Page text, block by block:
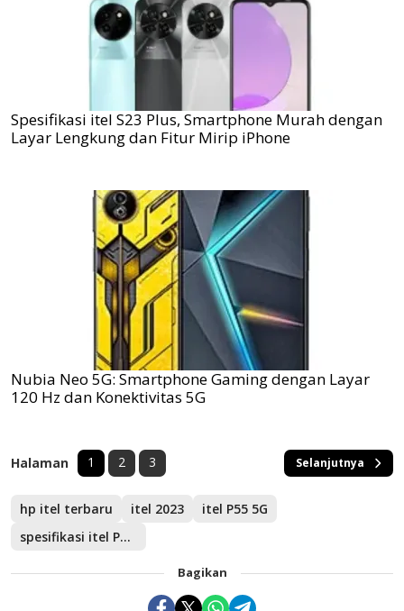
Spesifikasi itel S23 Plus, Smartphone Murah dengan
Layar Lengkung dan Fitur Mirip iPhone
Nubia Neo 5G: Smartphone Gaming dengan Layar
120 Hz dan Konektivitas 5G
Halaman 1 2 3 Selanjutnya
hp itel terbaru itel 2023
itel P55 5G
spesifikasi itel P55 5G
Bagikan